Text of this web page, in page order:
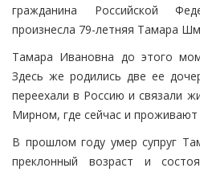
гражданина Российской
произнесла 79-летняя Тамара
Тамара Ивановна до этого
Здесь же родились две ее
переехали в Россию и связали
Мирном, где сейчас и
В прошлом году умер супруг
преклонный возраст и